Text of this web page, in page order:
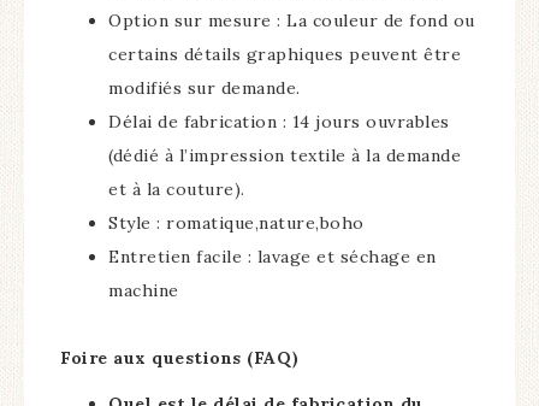
Option sur mesure : La couleur de fond ou
certains détails graphiques peuvent être
modifiés sur demande.
Délai de fabrication : 14 jours ouvrables
(dédié à l’impression textile à la demande
et à la couture).
Style : romatique,nature,boho
Entretien facile : lavage et séchage en
machine
Foire aux questions (FAQ)